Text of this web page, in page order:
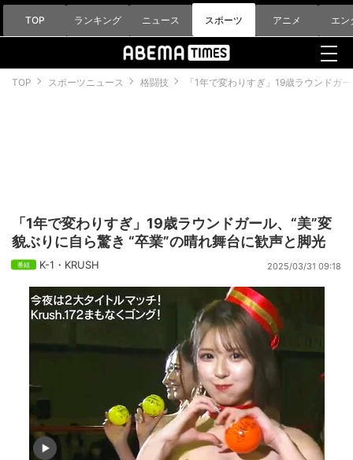
TOP ランキング ニュース スポーツ アニメ エン
TOP スポーツニュース 格闘技 「1年で変わりすぎ」19歳ラウンドガ
「1年で変わりすぎ」19歳ラウンドガール、“美”変
貌ぶりに自ら驚き “卒業”の晴れ舞台に歓声と脚光
K-1・KRUSH 2025/03/31 09:18